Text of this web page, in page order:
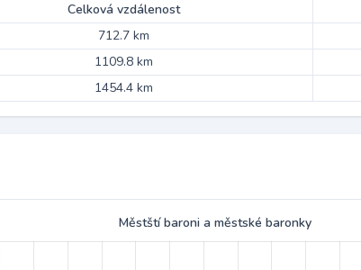
Celková vzdálenost
712.7 km
1109.8 km
1454.4 km
Městští baroni a městské baronky